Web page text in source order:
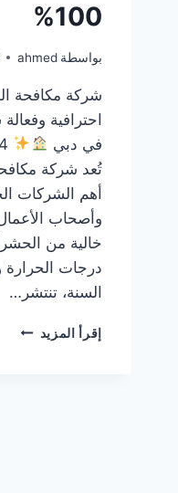
100%
بواسطة ahmed
شركة مكافحة
احترافية
في دبي
تُعد شركة
أهم الشركات
وأصحاب
خالية من
درجات
السنة، تنتشر…
إقرأ المزيد شركة